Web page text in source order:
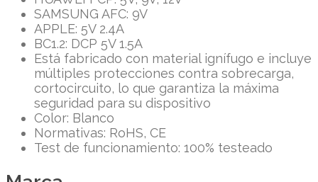
SAMSUNG AFC: 9V
APPLE: 5V 2.4A
BC1.2: DCP 5V 1.5A
Está fabricado con material ignífugo e incluye
múltiples protecciones contra sobrecarga,
cortocircuito, lo que garantiza la máxima
seguridad para su dispositivo
Color: Blanco
Normativas: RoHS, CE
Test de funcionamiento: 100% testeado